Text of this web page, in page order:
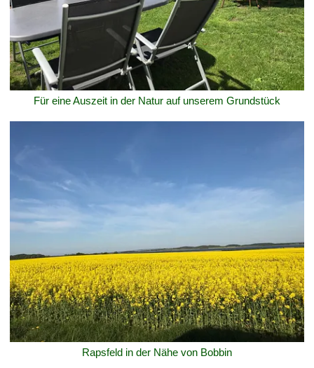
Für eine Auszeit in der Natur auf unserem Grundstück
Rapsfeld in der Nähe von Bobbin